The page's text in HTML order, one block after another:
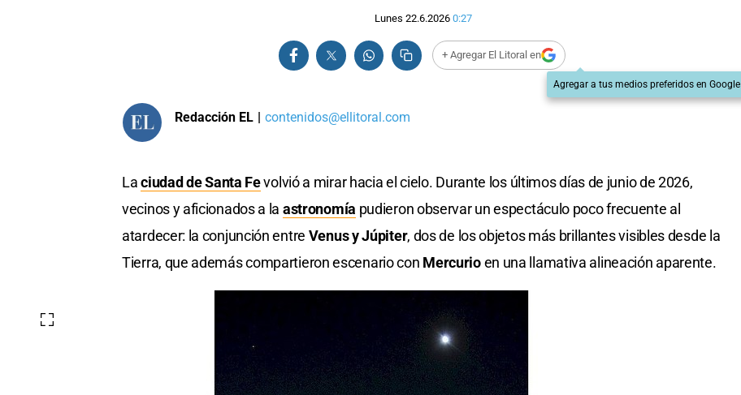
Lunes 22.6.2026 0:27
+ Agregar El Litoral en
Agregar a tus medios preferidos en Google
Redacción EL contenidos@ellitoral.com
Laciudad de Santa Fevolvió a mirar hacia el cielo. Durante los últimos días de junio de 2026,
vecinos y aficionados a la astronomía pudieron observar un espectáculo poco frecuente al
atardecer: la conjunción entre Venus y Júpiter, dos de los objetos más brillantes visibles desde la
Tierra, que además compartieron escenario con Mercurioen una llamativa alineación aparente.